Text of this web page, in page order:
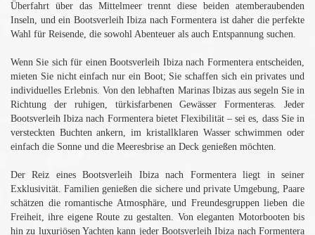
Überfahrt über das Mittelmeer trennt diese beiden atemberaubenden
Inseln, und ein Bootsverleih Ibiza nach Formentera ist daher die perfekte
Wahl für Reisende, die sowohl Abenteuer als auch Entspannung suchen.
Wenn Sie sich für einen Bootsverleih Ibiza nach Formentera entscheiden,
mieten Sie nicht einfach nur ein Boot; Sie schaffen sich ein privates und
individuelles Erlebnis. Von den lebhaften Marinas Ibizas aus segeln Sie in
Richtung der ruhigen, türkisfarbenen Gewässer Formenteras. Jeder
Bootsverleih Ibiza nach Formentera bietet Flexibilität – sei es, dass Sie in
versteckten Buchten ankern, im kristallklaren Wasser schwimmen oder
einfach die Sonne und die Meeresbrise an Deck genießen möchten.
Der Reiz eines Bootsverleih Ibiza nach Formentera liegt in seiner
Exklusivität. Familien genießen die sichere und private Umgebung, Paare
schätzen die romantische Atmosphäre, und Freundesgruppen lieben die
Freiheit, ihre eigene Route zu gestalten. Von eleganten Motorbooten bis
hin zu luxuriösen Yachten kann jeder Bootsverleih Ibiza nach Formentera